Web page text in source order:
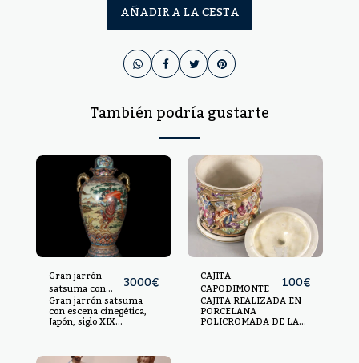
AÑADIR A LA CESTA
También podría gustarte
Gran jarrón
satsuma con
escena
cinegética, Japón,
siglo XIX
3000€
Gran jarrón satsuma
con escena cinegética,
Japón, siglo XIX
Porcelana esmaltada.
cm
CAJITA
CAPODIMONTE 100€
CAJITA REALIZADA EN
PORCELANA
POLICROMADA DE LA